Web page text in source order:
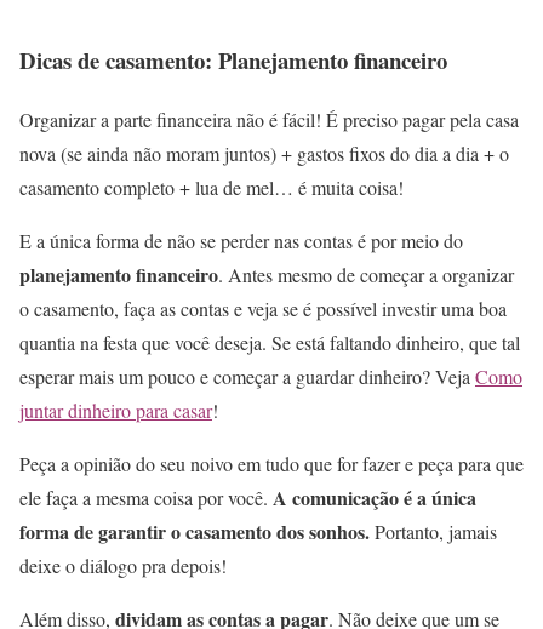
Dicas de casamento: Planejamento financeiro
Organizar a parte financeira não é fácil! É preciso pagar pela casa
nova (se ainda não moram juntos) + gastos fixos do dia a dia + o
casamento completo + lua de mel… é muita coisa!
E a única forma de não se perder nas contas é por meio do
planejamento financeiro. Antes mesmo de começar a organizar
o casamento, faça as contas e veja se é possível investir uma boa
quantia na festa que você deseja. Se está faltando dinheiro, que tal
esperar mais um pouco e começar a guardar dinheiro? Veja Como
juntar dinheiro para casar!
Peça a opinião do seu noivo em tudo que for fazer e peça para que
ele faça a mesma coisa por você. A comunicação é a única
forma de garantir o casamento dos sonhos.Portanto, jamais
deixe o diálogo pra depois!
Além disso, dividam as contas a pagar. Não deixe que um se